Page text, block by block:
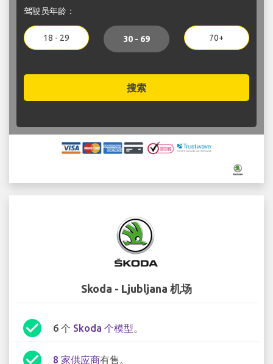
驾驶员年龄：
18 - 29 30 - 69 70+
搜索
Skoda - Ljubljana 机场
check_circle 6 个 Skoda 个模型。
8 家供应商有售。